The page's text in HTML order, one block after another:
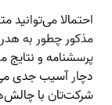
احتمالا
مذکور چطور به
پرسشنامه و
دچار آسیب جدی
شرکت‌تان با